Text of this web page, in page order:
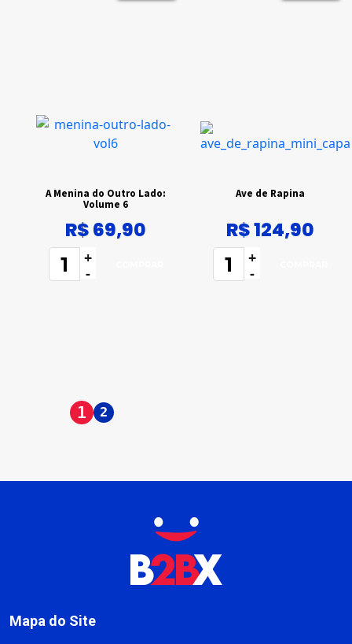
A Menina do Outro Lado:
Volume 6
R$ 69,90
+
-
Ave de Rapina
R$ 124,90
+
-
1 2
Mapa do Site